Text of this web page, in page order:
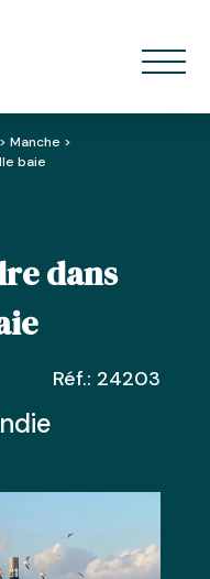
> Manche >
baie
dans
Réf.: 24203